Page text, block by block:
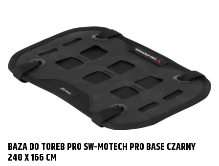
BAZA DO TOREB PRO SW-MOTECH PRO BASE CZARNY
240 X 166 CM